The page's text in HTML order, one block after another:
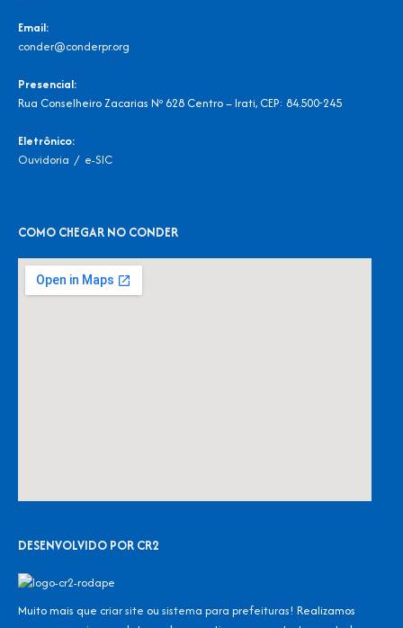
Email:
conder@conderpr.org
Presencial:
Rua Conselheiro Zacarias Nº 628 Centro – Irati, CEP: 84.500-245
Eletrônico:
Ouvidoria / e-SIC
COMO CHEGAR NO CONDER
DESENVOLVIDO POR CR2
Muito mais que criar site ou sistema para prefeituras! Realizamos